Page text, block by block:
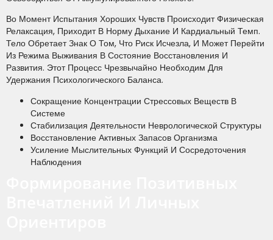
Во Момент Испытания Хороших Чувств Происходит Физическая
Релаксация, Приходит В Норму Дыхание И Кардиальный Темп.
Тело Обретает Знак О Том, Что Риск Исчезла, И Может Перейти
Из Режима Выживания В Состояние Восстановления И
Развития. Этот Процесс Чрезвычайно Необходим Для
Удержания Психологического Баланса.
Сокращение Концентрации Стрессовых Веществ В
Системе
Стабилизация Деятельности Неврологической Структуры
Восстановление Активных Запасов Организма
Усиление Мыслительных Функций И Сосредоточения
Наблюдения